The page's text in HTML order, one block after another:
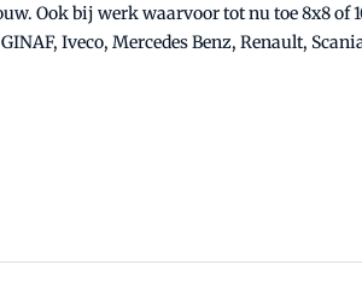
Ook bij werk waarvoor tot nu toe 8x8 of
Iveco, Mercedes Benz, Renault,